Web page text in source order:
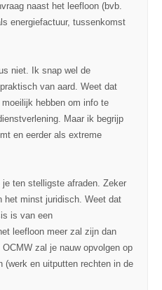
naast het leefloon (bvb.
energiefactuur, tussenkomst
niet. Ik snap wel de
van aard. Weet dat
hebben om info te
Maar ik begrijp
en eerder als extreme
ten stelligste afraden. Zeker
het minst juridisch. Weet dat
is van een
leefloon meer zal zijn dan
zal je nauw opvolgen op
(werk en uitputten rechten in de